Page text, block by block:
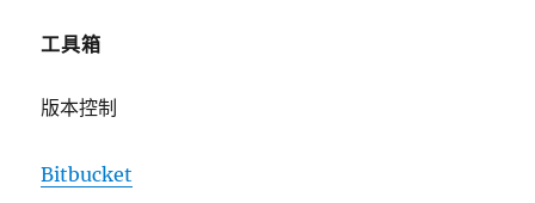
工具箱
版本控制
Bitbucket